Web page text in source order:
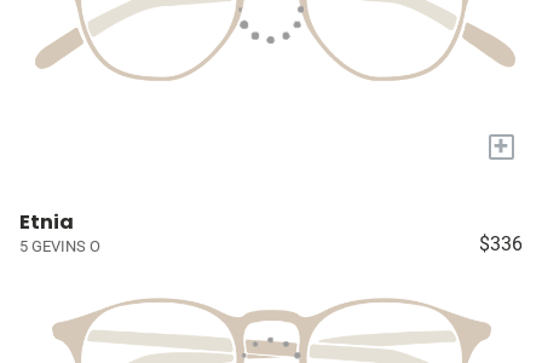
+
Etnia
5 GEVINS O $336